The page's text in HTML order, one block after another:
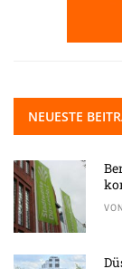
NEUESTE
VON